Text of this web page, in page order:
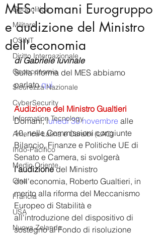
Geopolitica
Militare
OSINT
Diritto Internazionale
Geoeconomia
Sicurezza Nazionale
CyberSecurity
Information Tecnology
America-Latina e Caraibi (LAC)
Indo-Pacifico
Medio Oriente
Cina
Francia
USA
Nuova Zelanda
MES: domani Eurogruppo
e audizione del Ministro
dell'economia
di Gabriele Iuvinale
Sulla riforma del MES abbiamo
parlato qui.
Audizione del Ministro Gualtieri
Domani, lunedì 30 novembre alle
10, nelle Commissioni congiunte
Bilancio, Finanze e Politiche UE di
Senato e Camera, si svolgerà
l'audizione del Ministro
dell'economia, Roberto Gualtieri, in
merito alla riforma del Meccanismo
Europeo di Stabilità e
all'introduzione del dispositivo di
sostegno al Fondo di risoluzione